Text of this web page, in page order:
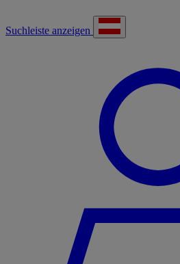
Suchleiste anzeigen